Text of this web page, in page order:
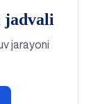
jadvali
jarayoni